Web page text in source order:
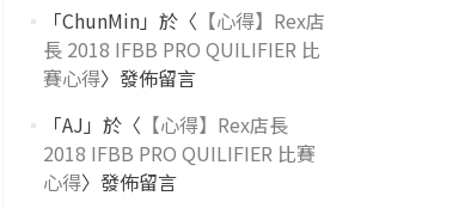
「ChunMin」於〈 【心得】Rex店
長 2018 IFBB PRO QUILIFIER 比
賽心得〉發佈留言
「AJ 」於〈 【心得】Rex店長
2018 IFBB PRO QUILIFIER 比賽
心得〉發佈留言